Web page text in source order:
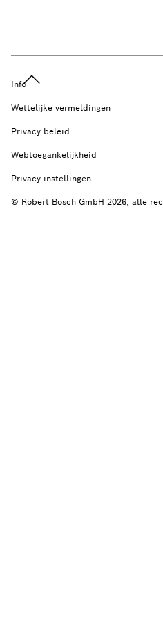
Info
Wettelijke vermeldingen
Privacy beleid
Webtoegankelijkheid
Privacy instellingen
© Robert Bosch GmbH 2026, alle